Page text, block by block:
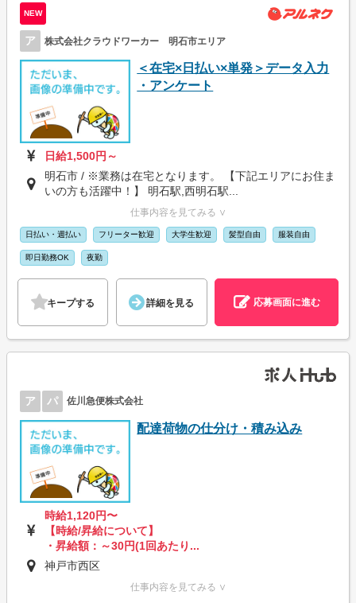
NEW
ア 株式会社クラウドワーカー 明石市エリア
＜在宅×日払い×単発＞データ入力
・アンケート
日給1,500円～
明石市 / ※業務は在宅となります。 【下記エリアにお住ま
いの方も活躍中！】 明石駅,西明石駅...
仕事内容を見てみる ∨
日払い・週払い フリーター歓迎 大学生歓迎 髪型自由 服装自由
即日勤務OK 夜勤
キープする 詳細を見る 応募画面に進む
ア パ 佐川急便株式会社
配達荷物の仕分け・積み込み
時給1,120円〜
【時給/昇給について】
・昇給額：～30円(1回あたり...
神戸市西区
仕事内容を見てみる ∨